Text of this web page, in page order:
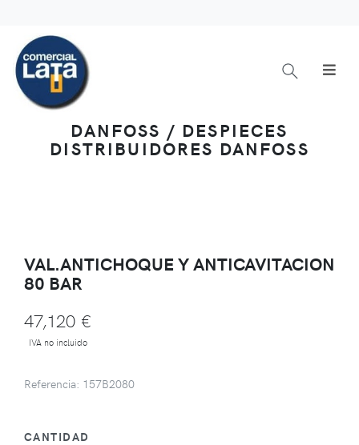
DANFOSS / DESPIECES
DISTRIBUIDORES DANFOSS
VAL.ANTICHOQUE Y ANTICAVITACION
80 BAR
47,120 €
IVA no incluido
Referencia: 157B2080
CANTIDAD